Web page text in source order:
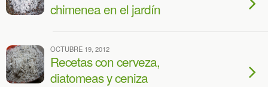
chimenea en el jardín
OCTUBRE 19, 2012
Recetas con cerveza,
diatomeas y ceniza